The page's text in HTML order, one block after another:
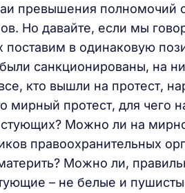
превышения полномочий
Но давайте, если мы
поставим в одинаковую
санкционированы, на
кто вышли на протест,
мирный протест, для чего
Можно ли на
правоохранительных
Можно ли,
– не белые и